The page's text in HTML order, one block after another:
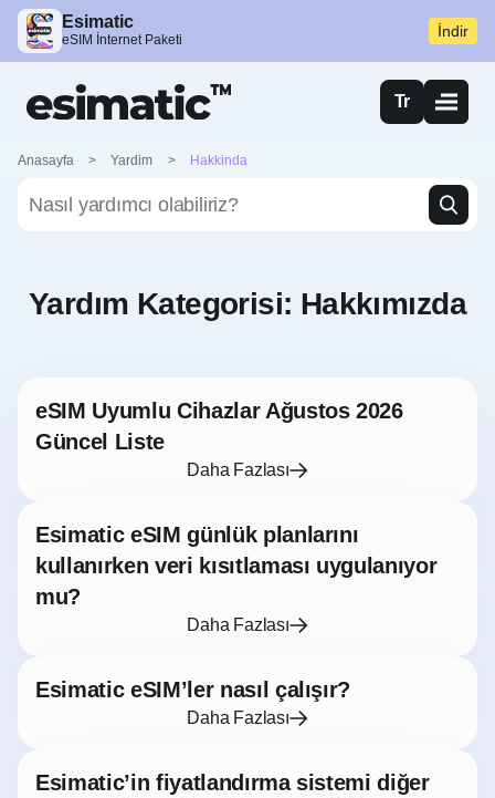
Esimatic
eSIM İnternet Paketi İndir
Tr
Anasayfa > Yardim > Hakkinda
Yardım Kategorisi: Hakkımızda
eSIM Uyumlu Cihazlar Ağustos 2026
Güncel Liste
Daha Fazlası
Esimatic eSIM günlük planlarını
kullanırken veri kısıtlaması uygulanıyor
mu?
Daha Fazlası
Esimatic eSIM’ler nasıl çalışır?
Daha Fazlası
Esimatic’in fiyatlandırma sistemi diğer